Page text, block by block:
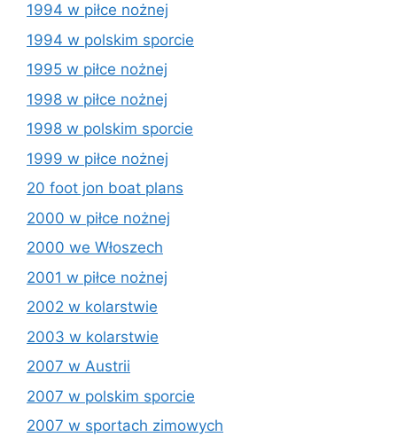
1994 w piłce nożnej
1994 w polskim sporcie
1995 w piłce nożnej
1998 w piłce nożnej
1998 w polskim sporcie
1999 w piłce nożnej
20 foot jon boat plans
2000 w piłce nożnej
2000 we Włoszech
2001 w piłce nożnej
2002 w kolarstwie
2003 w kolarstwie
2007 w Austrii
2007 w polskim sporcie
2007 w sportach zimowych